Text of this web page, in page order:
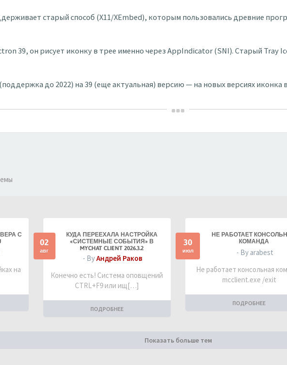
старый способ (X11/XEmbed), которым пользовались древние
39, он рисует иконку в трее именно через AppIndicator (SNI). Старый Tray
до 2022) на 39 (еще актуальная) версию — на новых версиях иконка
С
на
02
авг
КУДА ПЕРЕЕХАЛА НАСТРОЙКА
«СИСТЕМНЫЕ СОБЫТИЯ» В
MYCHAT CLIENT 2026.3.2
- ByАндрей Раков
Конечно есть! Система оповщений
CTRL+F9 или ищ[…]
ПОДРОБНЕЕ
30
июл
НЕ РАБОТАЕТ
КОМАНДА
- By arabest
Не работает консольная
mcclient.exe /exit
ПОДРОБНЕЕ
Показать больше тем